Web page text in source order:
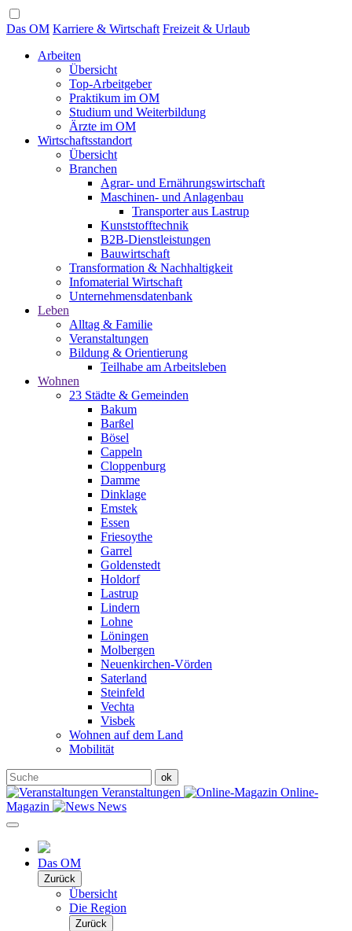
Das OM Karriere & Wirtschaft Freizeit & Urlaub
Arbeiten
Übersicht
Top-Arbeitgeber
Praktikum im OM
Studium und Weiterbildung
Ärzte im OM
Wirtschaftsstandort
Übersicht
Branchen
Agrar- und Ernährungswirtschaft
Maschinen- und Anlagenbau
Transporter aus Lastrup
Kunststofftechnik
B2B-Dienstleistungen
Bauwirtschaft
Transformation & Nachhaltigkeit
Infomaterial Wirtschaft
Unternehmensdatenbank
Leben
Alltag & Familie
Veranstaltungen
Bildung & Orientierung
Teilhabe am Arbeitsleben
Wohnen
23 Städte & Gemeinden
Bakum
Barßel
Bösel
Cappeln
Cloppenburg
Damme
Dinklage
Emstek
Essen
Friesoythe
Garrel
Goldenstedt
Holdorf
Lastrup
Lindern
Lohne
Löningen
Molbergen
Neuenkirchen-Vörden
Saterland
Steinfeld
Vechta
Visbek
Wohnen auf dem Land
Mobilität
Veranstaltungen
Online-
Magazin
News
Das OM
Zurück
Übersicht
Die Region
Zurück